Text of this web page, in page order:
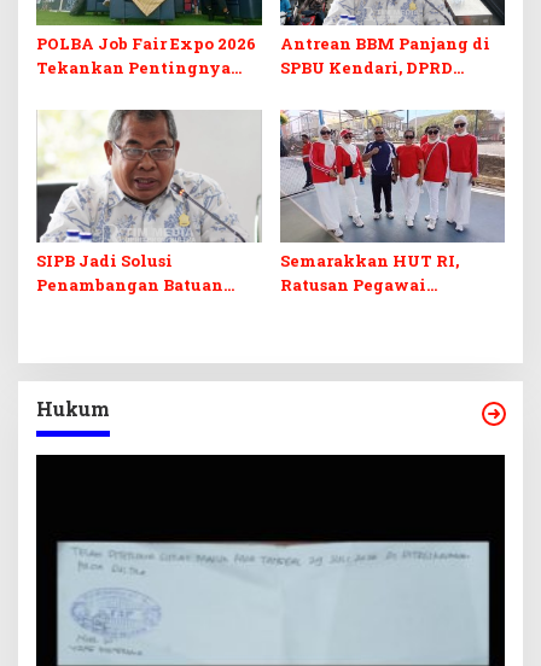
POLBA Job Fair Expo 2026
Tekankan Pentingnya
Digital
Antrean BBM Panjang di
SPBU Kendari, DPRD
Barcode Curang
SIPB Jadi Solusi
Penambangan Batuan
Semarakkan HUT RI,
Ratusan Pegawai
Hukum